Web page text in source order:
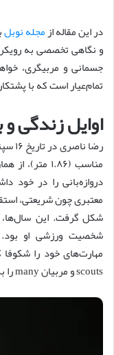
در این مقاله ازمجله نوبل
و نگاهی تخصصی به
جسمانی و مربیگری،
تمام‌عیار است که با
اوایل زندگی
مناسب (۱.۸۶
دروازه‌بانی را در خود
معتبری چون شریعتی،
شکل گرفت. این
شخصیت ورزشی او بود.
مهارت‌های خود را شکوفا
scouts و مربیان many را به خود جلب کرد.